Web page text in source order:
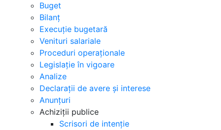
Buget
Bilanț
Execuție bugetară
Venituri salariale
Proceduri operaționale
Legislație în vigoare
Analize
Declarații de avere și interese
Anunțuri
Achiziții publice
Scrisori de intenție